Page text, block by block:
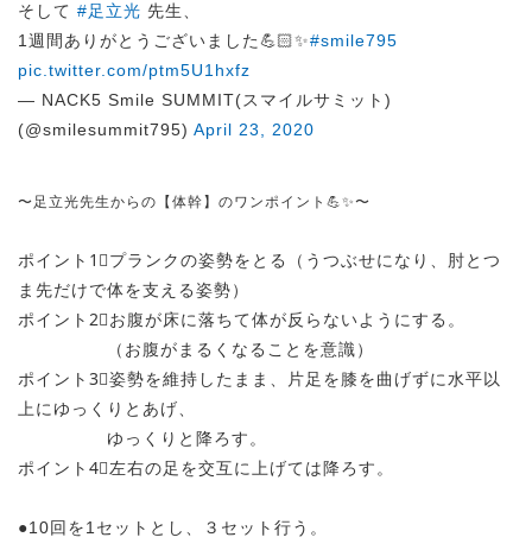
そして #足立光 先生、
1週間ありがとうございました💪🏻✨#smile795
pic.twitter.com/ptm5U1hxfz
— NACK5 Smile SUMMIT(スマイルサミット)
(@smilesummit795) April 23, 2020
〜足立光先生からの【体幹】のワンポイント💪✨〜
ポイント1⃣プランクの姿勢をとる（うつぶせになり、肘とつ
ま先だけで体を支える姿勢）
ポイント2⃣お腹が床に落ちて体が反らないようにする。
（お腹がまるくなることを意識）
ポイント3⃣姿勢を維持したまま、片足を膝を曲げずに水平以
上にゆっくりとあげ、
ゆっくりと降ろす。
ポイント4⃣左右の足を交互に上げては降ろす。
●10回を1セットとし、３セット行う。